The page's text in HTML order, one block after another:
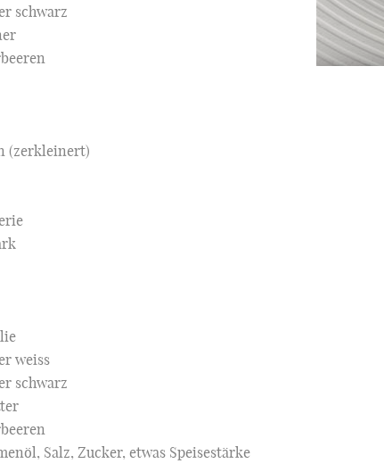
schwarz
(zerkleinert)
weiss
schwarz
Salz, Zucker, etwas Speisestärke